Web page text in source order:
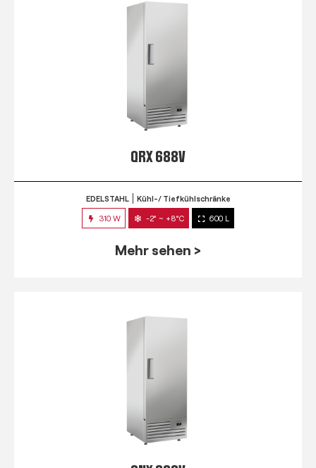
QRX 688V
EDELSTAHL Kühl-/ Tiefkühlschränke
310 W -2° ~ +8°C 600 L
Mehr sehen >